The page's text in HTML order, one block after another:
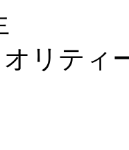
リティ